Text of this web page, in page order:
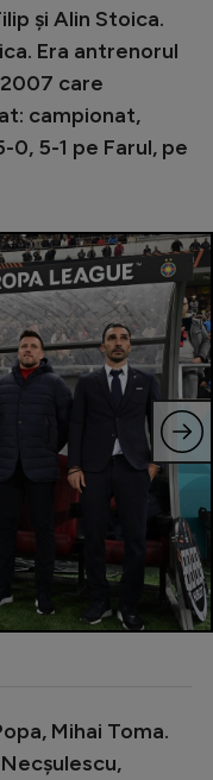
şi Alin Stoica.
Era antrenorul
care
campionat,
0, 5-1 pe Farul, pe
Mihai Toma.